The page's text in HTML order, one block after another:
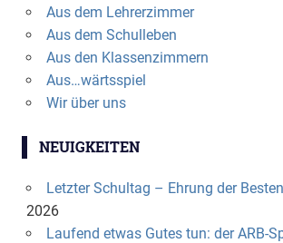
Aus dem Lehrerzimmer
Aus dem Schulleben
Aus den Klassenzimmern
Aus…wärtsspiel
Wir über uns
NEUIGKEITEN
Letzter Schultag – Ehrung der
2026
Laufend etwas Gutes tun: der ARB-